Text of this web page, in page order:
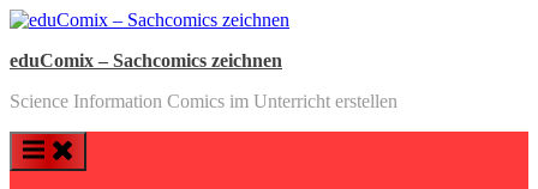
Skip
content
eduComix – Sachcomics zeichnen
Science Information Comics im Unterricht erstellen